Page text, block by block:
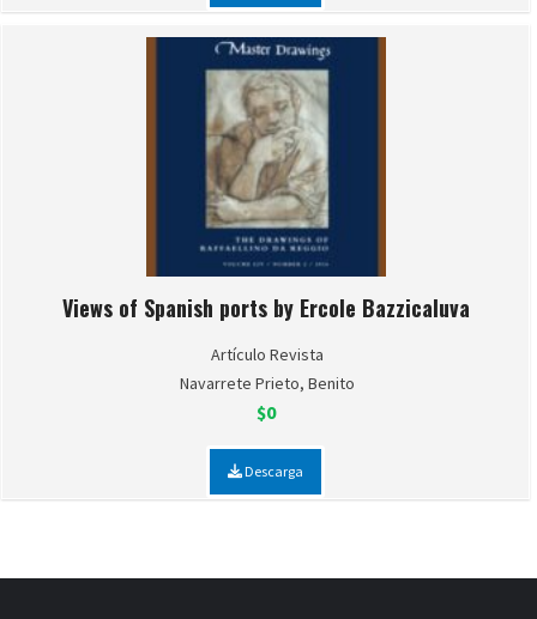
Views of Spanish ports by Ercole Bazzicaluva
Artículo Revista
Navarrete Prieto, Benito
$0
Descarga